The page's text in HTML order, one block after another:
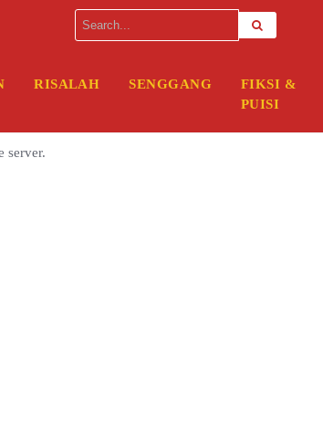
your FTP credentials to proceed. If you do not
server.
RISALAH SENGGANG
FIKSI &
PUISI